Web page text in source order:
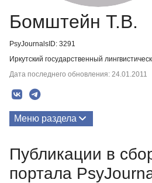
Бомштейн Т.В.
PsyJournalsID: 3291
Иркутский государственный
Дата последнего обновления: 24.01.2011
Меню раздела
Публикации в
портала